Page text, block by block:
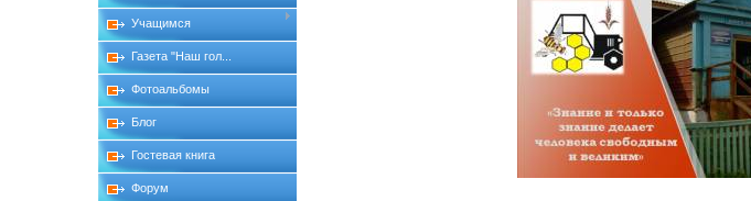
Учащимся
Газета "Наш гол...
Фотоальбомы
Блог
Гостевая книга
Форум